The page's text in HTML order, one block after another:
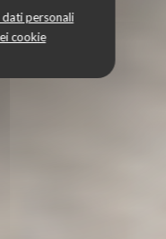
personali
cookie